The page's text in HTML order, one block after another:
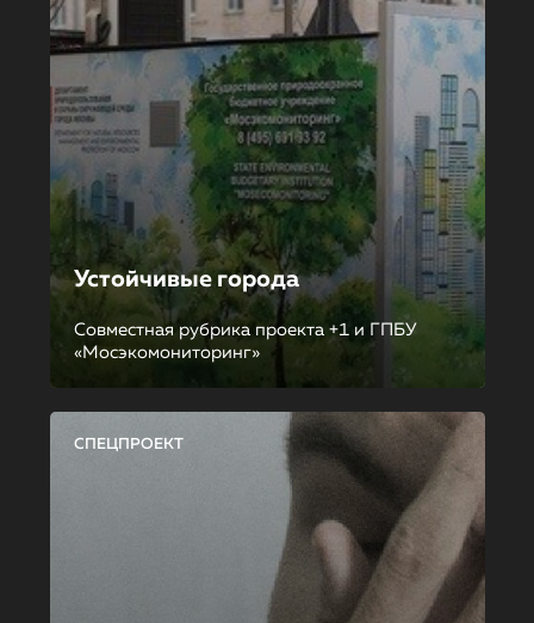
Устойчивые города
Совместная рубрика проекта +1 и ГПБУ
«Мосэкомониторинг»
СПЕЦПРОЕКТ